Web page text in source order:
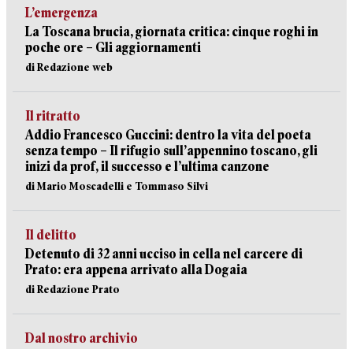
L’emergenza
La Toscana brucia, giornata critica: cinque roghi in
poche ore – Gli aggiornamenti
di Redazione web
Il ritratto
Addio Francesco Guccini: dentro la vita del poeta
senza tempo – Il rifugio sull’appennino toscano, gli
inizi da prof, il successo e l’ultima canzone
di Mario Moscadelli e Tommaso Silvi
Il delitto
Detenuto di 32 anni ucciso in cella nel carcere di
Prato: era appena arrivato alla Dogaia
di Redazione Prato
Dal nostro archivio